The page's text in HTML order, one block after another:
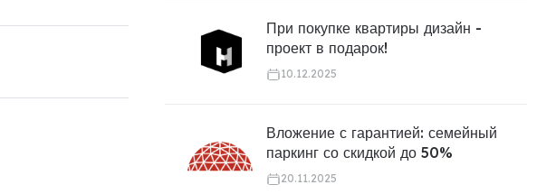
При покупке квартиры дизайн -
проект в подарок!
10.12.2025
Вложение с гарантией: семейный
паркинг со скидкой до 50%
20.11.2025